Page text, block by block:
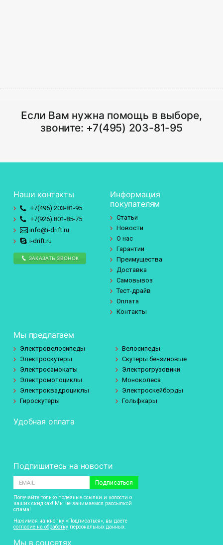
Если Вам нужна помощь в выборе,
звоните: +7(495) 203-81-95
Наши контакты
+7(495) 203-81-95
+7(926) 801-85-75
info@i-drift.ru
i-drift.ru
ЗАКАЗАТЬ ЗВОНОК
Информация
покупателям
Статьи
Новости
О нас
Гарантии
Преимущества
Доставка
Самовывоз
Тест-драйв
Оплата
Контакты
Мы предлагаем
Электровелосипеды
Велосипеды
Электроскутеры
Скутеры бензиновые
Электросамокаты
Электрогрузовики
Электромотоциклы
Моноколеса
Электроквадроциклы
Электроскейборды
Гироскутеры
Гольфкары
Удобная оплата
Подпишитесь на новости
Подписаться
Получайте только полезные ссылки и новости о
наших скидках! Мы не занимаемся рассылкой
спама!
Нажимая на кнопку «Подписаться», вы даёте
согласие на обработку персональных данных.
Мы в соцсетях